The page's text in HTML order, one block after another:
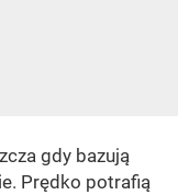
gdy bazują
Prędko potrafią